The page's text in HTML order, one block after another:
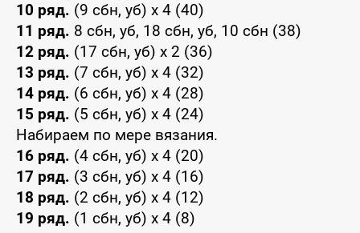
10 ряд. (9 сбн, уб) x 4 (40)
11 ряд. 8 сбн, уб, 18 сбн, уб, 10 сбн (38)
12 ряд. (17 сбн, уб) x 2 (36)
13 ряд. (7 сбн, уб) x 4 (32)
14 ряд. (6 сбн, уб) x 4 (28)
15 ряд. (5 сбн, уб) x 4 (24)
Набираем по мере вязания.
16 ряд. (4 сбн, уб) x 4 (20)
17 ряд. (3 сбн, уб) x 4 (16)
18 ряд. (2 сбн, уб) x 4 (12)
19 ряд. (1 сбн, уб) x 4 (8)